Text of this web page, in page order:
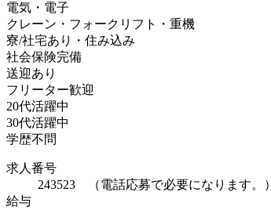
電気・電子
クレーン・フォークリフト・重機
寮/社宅あり・住み込み
社会保険完備
送迎あり
フリーター歓迎
20代活躍中
30代活躍中
学歴不問
求人番号
243523 （電話応募で必要になります。）
給与